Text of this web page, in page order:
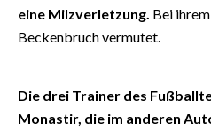
eine Milzverletzung. Bei
Beckenbruch vermutet.
Die drei Trainer des
Monastir, die im anderen